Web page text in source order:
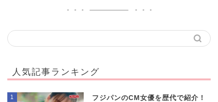
人気記事ランキング
1
フジパンのCM女優を歴代で紹介！